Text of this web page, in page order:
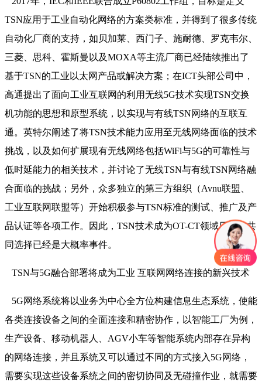
TSN应用于工业自动化网络的方案类标准，并得到了很多传统
自动化厂商的支持，如贝加莱、西门子、施耐德、罗克韦尔、
三菱、思科、霍斯曼以及MOXA等主流厂商已经陆续推出了
基于TSN的工业以太网产品或解决方案；在ICT头部公司中，
高通提出了面向工业互联网的利用无线5G技术实现TSN交换
机功能的思想和原型系统，以实现与有线TSN网络的互联互
通。英特尔阐述了将TSN技术能力应用至无线网络面临的技术
挑战，以及如何扩展现有无线网络包括WiFi与5G的可靠性与
低时延能力的相关技术，并讨论了无线TSN与有线TSN网络融
合面临的挑战；另外，众多独立的第三方组织（Avnu联盟、
工业互联网联盟等）开始积极参与TSN标准的测试、推广及产
品认证等各项工作。因此，TSN技术成为OT-CT领域厂商的共
同选择已经是大概率事件。
TSN与5G融合部署将成为工业 互联网网络连接的新兴技术
5G网络系统将以业务为中心全方位构建信息生态系统，使能
各类连接设备之间的全面连接和精密协作，以智能工厂为例，
生产设备、移动机器人、AGV小车等智能系统内部存在异构
的网络连接，并且系统又可以通过不同的方式接入5G网络，
需要实现这些设备系统之间的密切协同及无碰撞作业，就需要